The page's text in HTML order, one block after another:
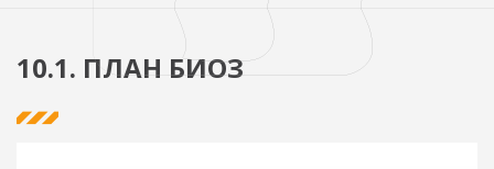
10.1. ПЛАН БИОЗ